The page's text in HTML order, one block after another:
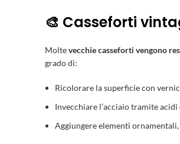
🎨 Casseforti
Moltevecchie casseforti vengono
grado di:
Ricolorare la superficie con
Invecchiare l’acciaio tramite acidi
Aggiungere elementi